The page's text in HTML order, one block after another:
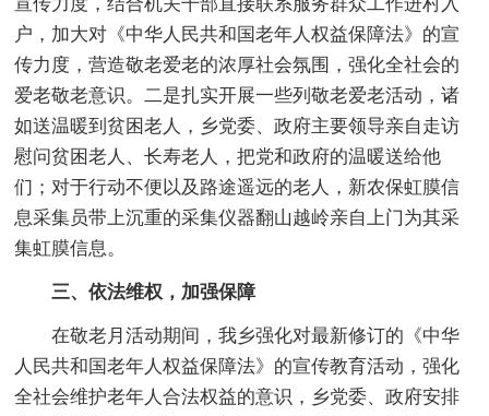
宣传力度，结合机关干部直接联系服务群众工作进村入
户，加大对《中华人民共和国老年人权益保障法》的宣
传力度，营造敬老爱老的浓厚社会氛围，强化全社会的
爱老敬老意识。二是扎实开展一些列敬老爱老活动，诸
如送温暖到贫困老人，乡党委、政府主要领导亲自走访
慰问贫困老人、长寿老人，把党和政府的温暖送给他
们；对于行动不便以及路途遥远的老人，新农保虹膜信
息采集员带上沉重的采集仪器翻山越岭亲自上门为其采
集虹膜信息。
三、依法维权，加强保障
在敬老月活动期间，我乡强化对最新修订的《中华
人民共和国老年人权益保障法》的宣传教育活动，强化
全社会维护老年人合法权益的意识，乡党委、政府安排